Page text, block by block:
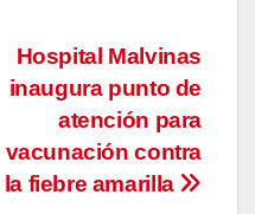
Hospital Malvinas
inaugura punto de
atención para
vacunación contra
la fiebre amarilla